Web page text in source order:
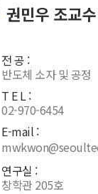
권민우 조교수
전 공 :
반도체 소자 및 공정
T E L :
02-970-6454
E-mail :
연구실 :
창학관 205호